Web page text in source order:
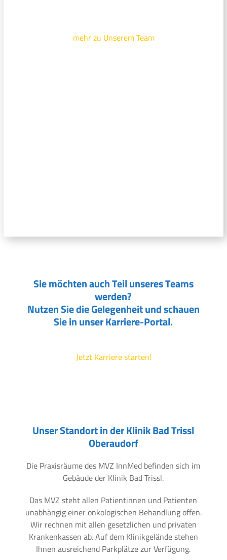
mehr zu Unserem Team
Sie möchten auch Teil unseres Teams
werden?
Nutzen Sie die Gelegenheit und schauen
Sie in unser Karriere-Portal.
Jetzt Karriere starten!
Unser Standort in der Klinik Bad Trissl
Oberaudorf
Die Praxisräume des MVZ InnMed befinden sich im
Gebäude der Klinik Bad Trissl.
Das MVZ steht allen Patientinnen und Patienten
unabhängig einer onkologischen Behandlung offen.
Wir rechnen mit allen gesetzlichen und privaten
Krankenkassen ab. Auf dem Klinikgelände stehen
Ihnen ausreichend Parkplätze zur Verfügung.